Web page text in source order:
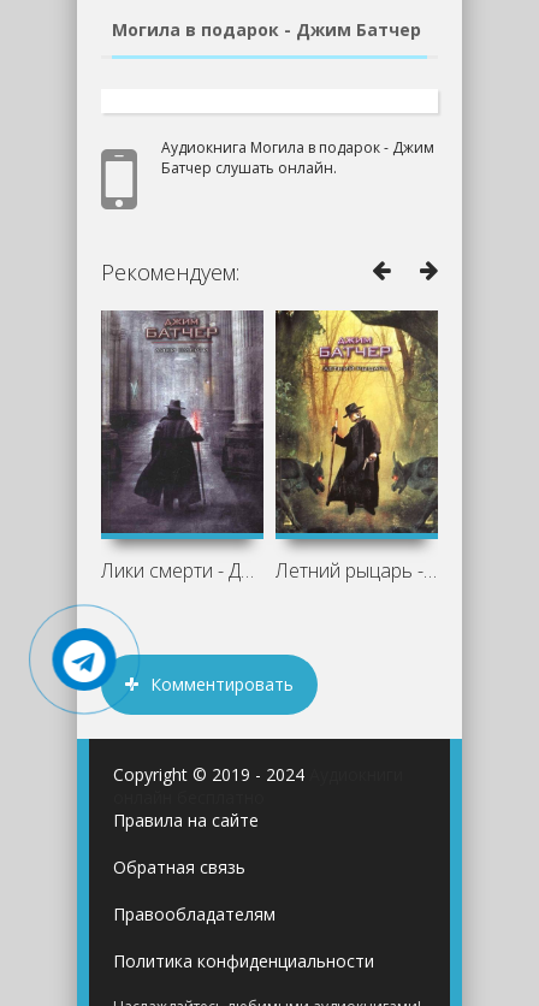
Могила в подарок - Джим Батчер
Аудиокнига Могила в подарок - Джим
Батчер слушать онлайн.
Рекомендуем:
Лики смерти - Джим Батчер Летний рыцарь - Джим Батчер
Комментировать
Copyright © 2019 - 2024
Правила на сайте
Обратная связь
Правообладателям
Политика конфиденциальности